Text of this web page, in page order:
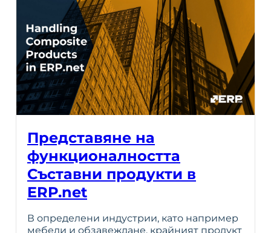
Представяне на
функционалността
Съставни продукти в
ERP.net
В определени индустрии, като например
мебели и обзавеждане, крайният продукт